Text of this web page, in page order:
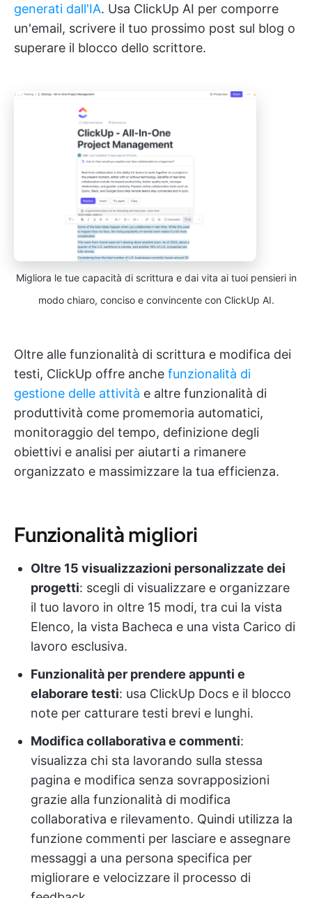
generati dall'IA. Usa ClickUp AI per comporre
un'email, scrivere il tuo prossimo post sul blog o
superare il blocco dello scrittore.
Migliora le tue capacità di scrittura e dai vita ai tuoi pensieri in
modo chiaro, conciso e convincente con ClickUp AI.
Oltre alle funzionalità di scrittura e modifica dei
testi, ClickUp offre anche funzionalità di
gestione delle attività e altre funzionalità di
produttività come promemoria automatici,
monitoraggio del tempo, definizione degli
obiettivi e analisi per aiutarti a rimanere
organizzato e massimizzare la tua efficienza.
Funzionalità migliori
Oltre 15 visualizzazioni personalizzate dei
progetti: scegli di visualizzare e organizzare
il tuo lavoro in oltre 15 modi, tra cui la vista
Elenco, la vista Bacheca e una vista Carico di
lavoro esclusiva.
Funzionalità per prendere appunti e
elaborare testi: usa ClickUp Docs e il blocco
note per catturare testi brevi e lunghi.
Modifica collaborativa e commenti:
visualizza chi sta lavorando sulla stessa
pagina e modifica senza sovrapposizioni
grazie alla funzionalità di modifica
collaborativa e rilevamento. Quindi utilizza la
funzione commenti per lasciare e assegnare
messaggi a una persona specifica per
migliorare e velocizzare il processo di